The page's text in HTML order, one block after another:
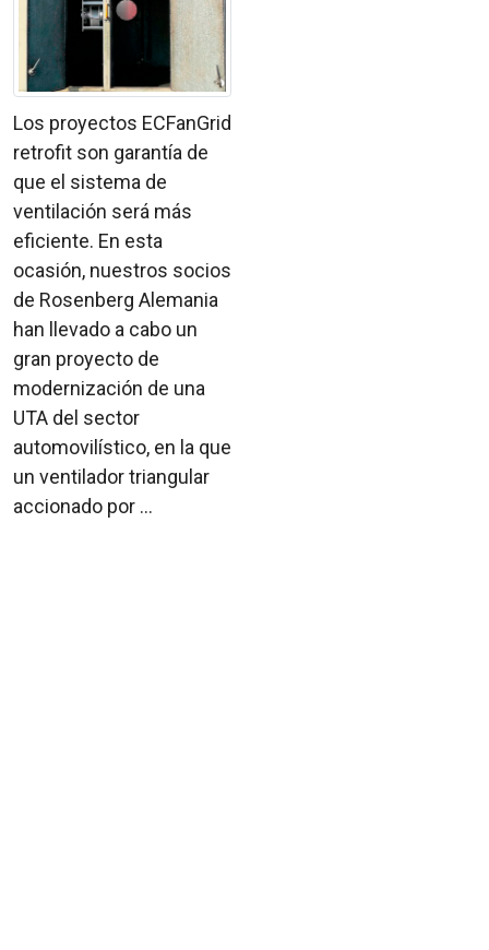
Los proyectos ECFanGrid
retrofit son garantía de
que el sistema de
ventilación será más
eficiente. En esta
ocasión, nuestros socios
de Rosenberg Alemania
han llevado a cabo un
gran proyecto de
modernización de una
UTA del sector
automovilístico, en la que
un ventilador triangular
accionado por ...